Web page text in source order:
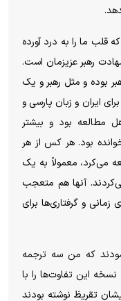
ما را به درد آورده
رهبر عزیزمان است.
بوده و مثل رهبر و یک
ایران و زبان پارسی و
مطالعه بود و بیشتر
بود. هر کس از هر
می‌کرد، معمولاً به یک
آنها هم متعجب
و گرفتاری‌ها برای
که من سه ترجمه
نسخه این تفاوت‌ها را با
تقریظ نوشته بودند